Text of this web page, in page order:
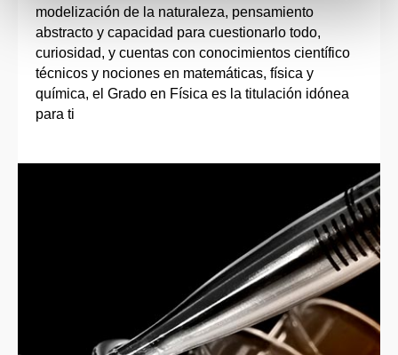
modelización de la naturaleza, pensamiento
abstracto y capacidad para cuestionarlo todo,
curiosidad, y cuentas con conocimientos científico
técnicos y nociones en matemáticas, física y
química, el Grado en Física es la titulación idónea
para ti